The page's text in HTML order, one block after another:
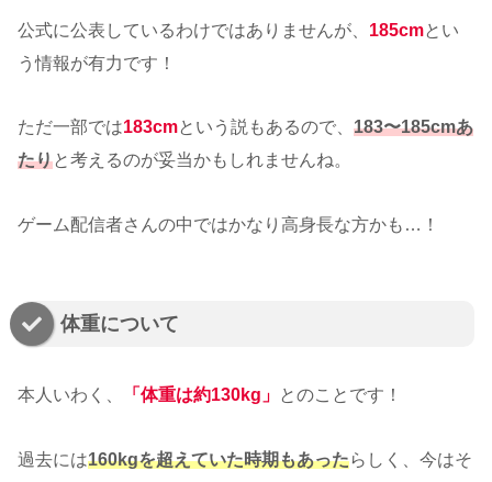
公式に公表しているわけではありませんが、 185cmとい
う情報が有力です！
ただ一部では183cmという説もあるので、 183〜185cmあ
たりと考えるのが妥当かもしれませんね。
ゲーム配信者さんの中ではかなり高身長な方かも…！
体重について
本人いわく、 「体重は約130kg 」 とのことです！
過去には160kgを超えていた時期もあったらしく、今はそ